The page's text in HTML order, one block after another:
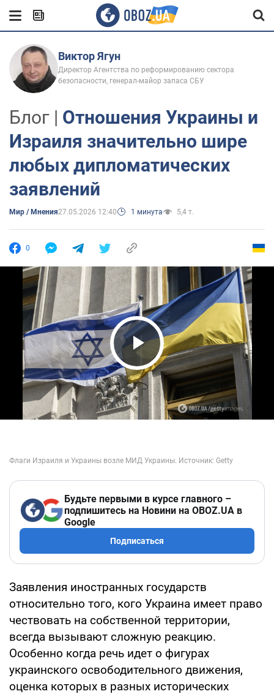
Виктор Ягун
Директор Агентства по реформированию сектора
безопасности, генерал-майор запаса СБУ
Блог | Отношения Украины и
Израиля значительно шире
любых дипломатических
заявлений
Мир / Мнения27.05.2026 12:40 1 минута 5,4 т.
0
Play Video
Будьте первыми в курсе главного –
подпишитесь на Новини на OBOZ.UA в
Google
Подписаться
Заявления иностранных государств
относительно того, кого Украина имеет право
чествовать на собственной территории,
всегда вызывают сложную реакцию.
Особенно когда речь идет о фигурах
украинского освободительного движения,
оценка которых в разных исторических